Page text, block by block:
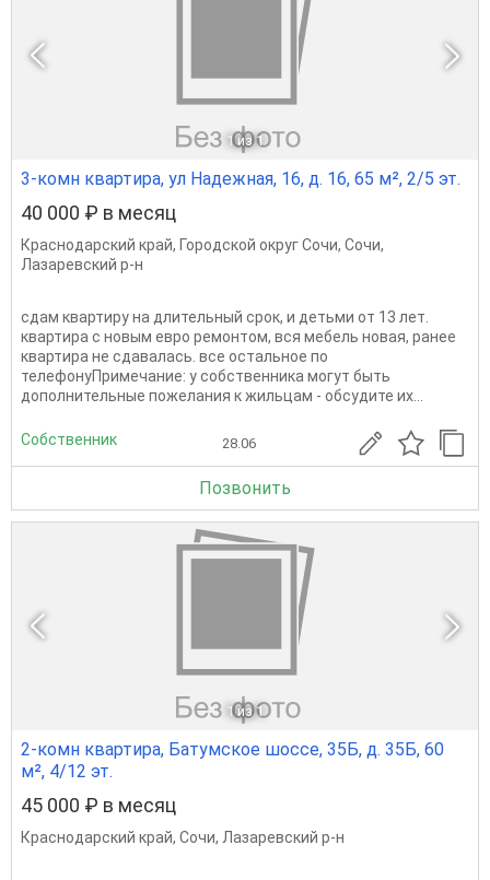
1 из 1
3-комн квартира, ул Надежная, 16, д. 16, 65 м², 2/5 эт.
40 000 ₽ в месяц
Краснодарский край, Городской округ Сочи, Сочи,
Лазаревский р-н
сдам квартиру на длительный срок, и детьми от 13 лет.
квартира с новым евро ремонтом, вся мебель новая, ранее
квартира не сдавалась. все остальное по
телефонуПримечание: у собственника могут быть
дополнительные пожелания к жильцам - обсудите их...
Собственник 28.06
Позвонить
1 из 1
2-комн квартира, Батумское шоссе, 35Б, д. 35Б, 60
м², 4/12 эт.
45 000 ₽ в месяц
Краснодарский край, Сочи, Лазаревский р-н